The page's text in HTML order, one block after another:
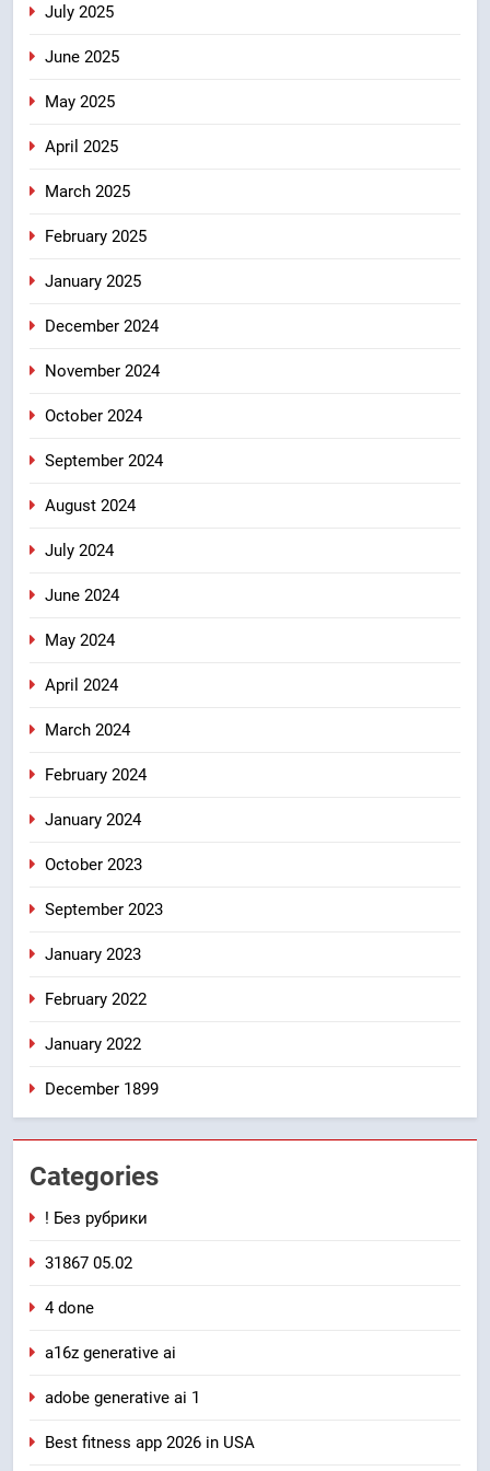
July 2025
June 2025
May 2025
April 2025
March 2025
February 2025
January 2025
December 2024
November 2024
October 2024
September 2024
August 2024
July 2024
June 2024
May 2024
April 2024
March 2024
February 2024
January 2024
October 2023
September 2023
January 2023
February 2022
January 2022
December 1899
Categories
! Без рубрики
31867 05.02
4 done
a16z generative ai
adobe generative ai 1
Best fitness app 2026 in USA